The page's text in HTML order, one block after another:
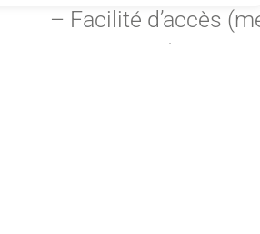
– Facilité d’accès